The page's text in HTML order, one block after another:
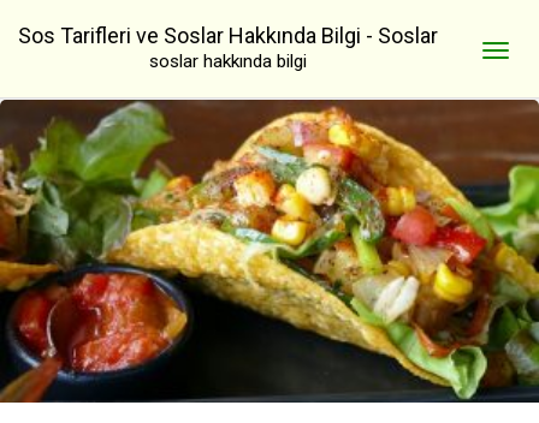
Sos Tarifleri ve Soslar Hakkında Bilgi - Soslar
soslar hakkında bilgi